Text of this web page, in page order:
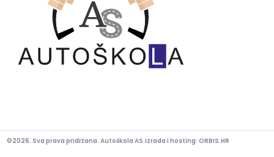
©2026. Sva prava pridržana. Autoškola AS.Izrada i hosting: ORBIS.HR